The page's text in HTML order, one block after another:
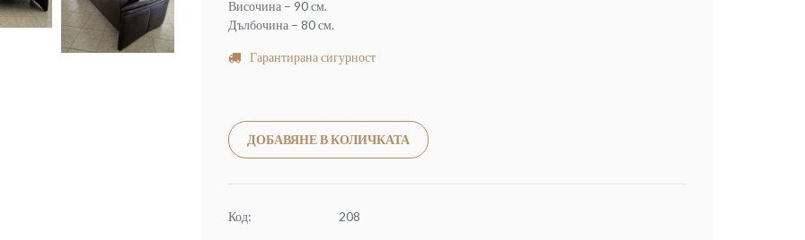
Височина – 90 см.
Дълбочина – 80 см.
Гарантирана сигурност
ДОБАВЯНЕ В КОЛИЧКАТА
Код: 208